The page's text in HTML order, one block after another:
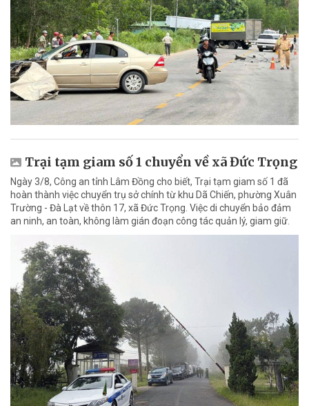
Trại tạm giam số 1 chuyển về xã Đức Trọng
Ngày 3/8, Công an tỉnh Lâm Đồng cho biết, Trại tạm giam số 1 đã
hoàn thành việc chuyển trụ sở chính từ khu Dã Chiến, phường Xuân
Trường - Đà Lạt về thôn 17, xã Đức Trọng. Việc di chuyển bảo đảm
an ninh, an toàn, không làm gián đoạn công tác quản lý, giam giữ.